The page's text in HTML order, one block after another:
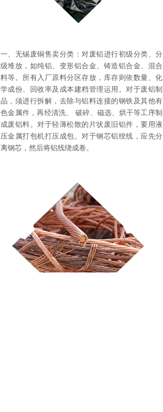
一、无锡废铜售卖分类：对废铝进行初级分类、分
级堆放，如纯铝、变形铝合金、铸造铝合金、混合
料等。所有入厂原料分区存放，库存则依数量、化
学成份、回收率及成本建档管理运用。对于废铝制
品，须进行拆解，去除与铝料连接的钢铁及其他有
色金属件，再经清洗、 破碎、磁选、烘干等工序制
成废铝料。对于轻薄松散的片状废旧铝件，要用液
压金属打包机打压成包。对于钢芯铝绞线，应先分
离钢芯，然后将铝线绕成卷。